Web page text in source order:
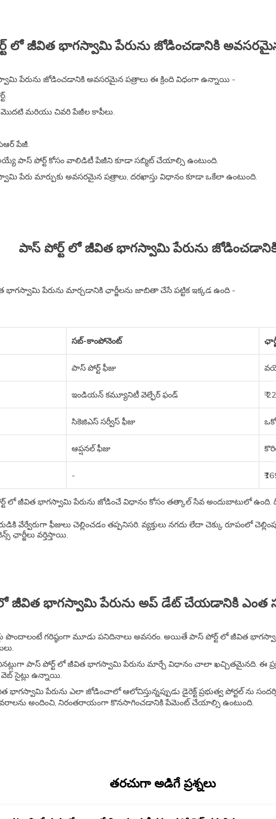
లో జీవిత భాగస్వామి పేరును జోడించడానికి
పేరును జోడించడానికి అవసరమైన పత్రాలు ఈ క్రింది విధంగా ఉన్నాయి -
మరియు చివరి పేజీల కాపీలు.
పేజీ.
అయ్యే పాస్ పోర్ట్ కోసం వాలిడిటీ పేజీని కూడా సబ్మిట్ చేయాల్సి ఉంటుంది.
పేరు మార్పుకు అవసరమైన పత్రాలు, దరఖాస్తు విధానం కూడా ఒకేలా ఉంటుంది.
పాస్ పోర్ట్ లో జీవిత భాగస్వామి పేరును జోడించడానికి
భాగస్వామి పేరును మార్చడానికి ఛార్జీలను జాబితా చేసే పట్టిక ఇక్కడ ఉంది -
సబ్-కాంపోనెంట్
పాస్ పోర్ట్ ఫీజు
ఇండియన్ కమ్యూనిటీ వెల్ఫేర్ ఫండ్ ₹
సికెజిఎస్ సర్వీస్ ఫీజు
ఆప్షనల్ ఫీజు
-
జీవిత భాగస్వామి పేరును జోడించే విధానం కోసం తత్కాల్ సేవ అందుబాటులో ఉంది.
వేర్వేరుగా ఫీజులు చెల్లించడం తప్పనిసరి. వ్యక్తులు నగదు లేదా చెక్కు రూపంలో
ఛార్జీలు వర్తిస్తాయి.
జీవిత భాగస్వామి పేరును అప్ డేట్ చేయడానికి ఎంత
పొందాలంటే గరిష్ఠంగా మూడు పనిదినాలు అవసరం. అయితే పాస్ పోర్ట్ లో జీవిత భాగస్వామి
పాస్ పోర్ట్ లో జీవిత భాగస్వామి పేరును మార్చే విధానం చాలా ఖచ్చితమైనది. ఈ
సైట్లు ఉన్నాయి.
పేరును ఎలా జోడించాలో ఆలోచిస్తున్నప్పుడు డైరెక్ట్ ప్రభుత్వ పోర్టల్ ను
అందించి, నిరంతరాయంగా కొనసాగించడానికి పేమెంట్ చేయాల్సి ఉంటుంది.
తరచుగా అడిగే ప్రశ్నలు